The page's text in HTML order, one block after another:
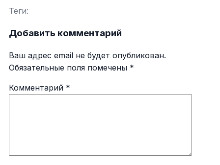
Теги:
Добавить комментарий
Ваш адрес email не будет опубликован.
Обязательные поля помечены *
Комментарий *